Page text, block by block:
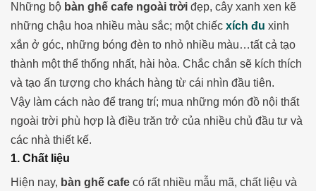
Những bộ bàn ghế cafe ngoài trời đẹp, cây xanh xen kẽ
những chậu hoa nhiều màu sắc; một chiếc xích đu xinh
xắn ở góc, những bóng đèn to nhỏ nhiều màu…tất cả tạo
thành một thể thống nhất, hài hòa. Chắc chắn sẽ kích thích
và tạo ấn tượng cho khách hàng từ cái nhìn đầu tiên.
Vậy làm cách nào để trang trí; mua những món đồ nội thất
ngoài trời phù hợp là điều trăn trở của nhiều chủ đầu tư và
các nhà thiết kế.
1. Chất liệu
Hiện nay, bàn ghế cafe có rất nhiều mẫu mã, chất liệu và